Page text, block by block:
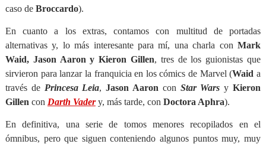
caso de Broccardo).
En cuanto a los extras, contamos con multitud de portadas
alternativas y, lo más interesante para mí, una charla con Mark
Waid, Jason Aaron y Kieron Gillen, tres de los guionistas que
sirvieron para lanzar la franquicia en los cómics de Marvel (Waida
través de Princesa Leia,Jason Aaron con Star WarsyKieron
Gillen con Darth Vadery, más tarde, con Doctora Aphra).
En definitiva, una serie de tomos menores recopilados en el
ómnibus, pero que siguen conteniendo algunos puntos muy, muy